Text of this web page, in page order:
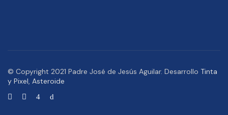
© Copyright 2021 Padre José de Jesús Aguilar. Desarrollo Tinta
y Pixel, Asteroide